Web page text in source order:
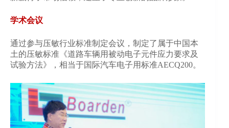
学术会议
通过参与压敏行业标准制定会议，制定了属于中国本
土的压敏标准《道路车辆用被动电子元件应力要求及
试验方法》，相当于国际汽车电子用标准AECQ200。